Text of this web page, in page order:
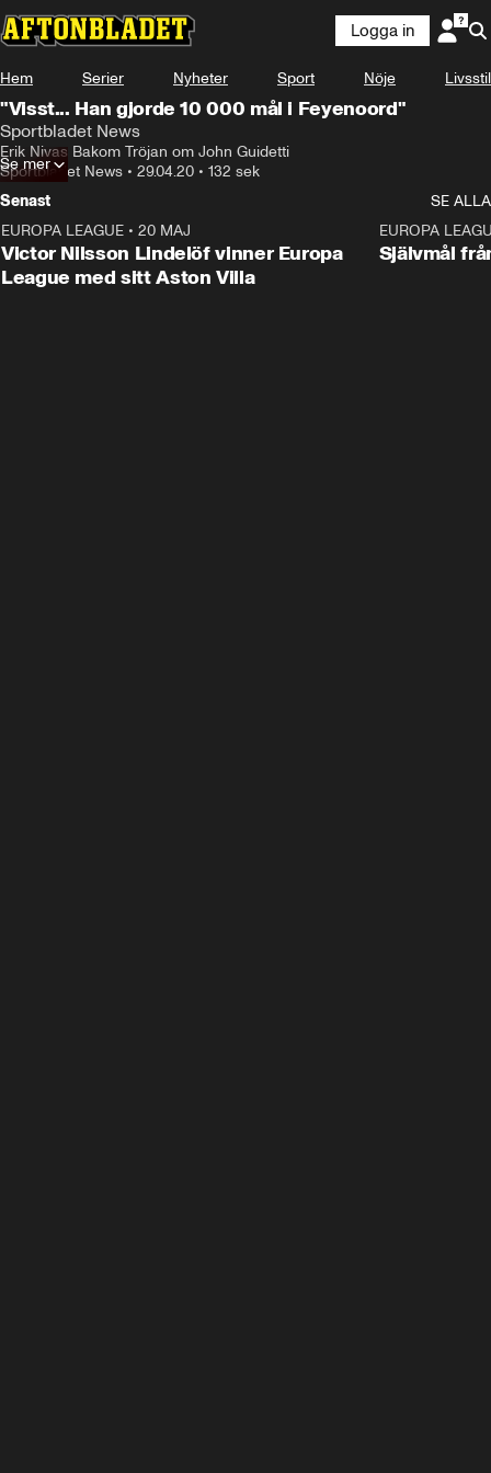
Logga in
Hem Serier Nyheter Sport Nöje Livsstil
"Visst... Han gjorde 10 000 mål i Feyenoord"
Sportbladet News
Erik Nivas Bakom Tröjan om John Guidetti
Sportbladet News • 29.04.20 • 132 sek
Se mer
Senast
SE ALLA
EUROPA LEAGUE • 20 MAJ
Victor Nilsson Lindelöf vinner Europa
League med sitt Aston Villa
EUROPA
Självmål